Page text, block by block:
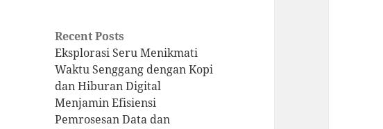
Recent Posts
Eksplorasi Seru Menikmati
Waktu Senggang dengan Kopi
dan Hiburan Digital
Menjamin Efisiensi
Pemrosesan Data dan